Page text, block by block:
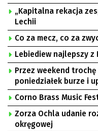
„Kapitalna rekacja
Lechii
Co za mecz, co za
Lebiediew najlepszy z
Przez weekend
poniedziałek burze i
Corno Brass Music
Zorza Ochla udanie
okręgowej